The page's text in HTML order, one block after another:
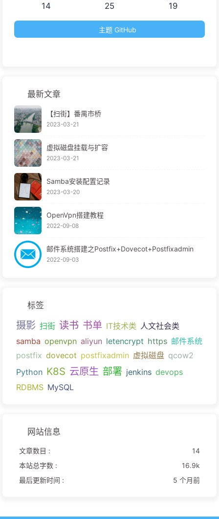
14 25 19
主题 GitHub
最新文章
【扫街】番禺市桥
2023-03-21
虚拟磁盘挂载与扩容
2023-03-21
Samba安装配置记录
2023-03-20
OpenVpn搭建教程
2022-09-08
邮件系统搭建之Postfix+Dovecot+Postfixadmin
2022-09-03
标签
摄影 扫街 读书 书单 IT技术类 人文社会类
samba openvpn aliyun letencrypt https 邮件系统
postfix dovecot postfixadmin 虚拟磁盘 qcow2
Python K8S 云原生 部署 jenkins devops
RDBMS MySQL
网站信息
文章数目 :
14
本站总字数 :
16.9k
最后更新时间 :
5 个月前